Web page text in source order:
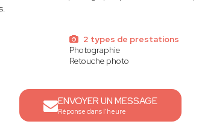
2 types de prestations
Photographie
Retouche photo
ENVOYER UN MESSAGE
Réponse dans l'heure